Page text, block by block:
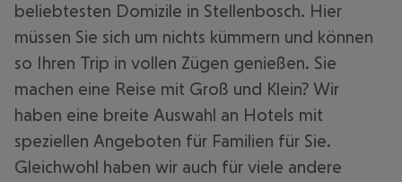
beliebtesten Domizile in Stellenbosch. Hier
müssen Sie sich um nichts kümmern und können
so Ihren Trip in vollen Zügen genießen. Sie
machen eine Reise mit Groß und Klein? Wir
haben eine breite Auswahl an Hotels mit
speziellen Angeboten für Familien für Sie.
Gleichwohl haben wir auch für viele andere